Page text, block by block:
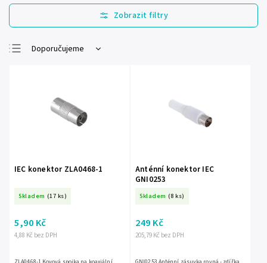
Doporučujeme
Nejprodávanější
IEC konektor ZLA0468-1
Skladem (17 ks)
4,88 Kč bez DPH
5,90 Kč
Anténní konektor IEC
GNI0253
Skladem (8 ks)
205,79 Kč bez DPH
249 Kč